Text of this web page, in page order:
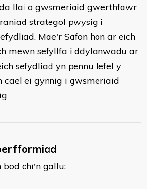
llai o gwsmeriaid gwerthfawr
strategol pwysig i
Mae'r Safon hon ar eich
mewn sefyllfa i ddylanwadu ar
sefydliad yn pennu lefel y
cael ei gynnig i gwsmeriaid
bod chi'n gallu: